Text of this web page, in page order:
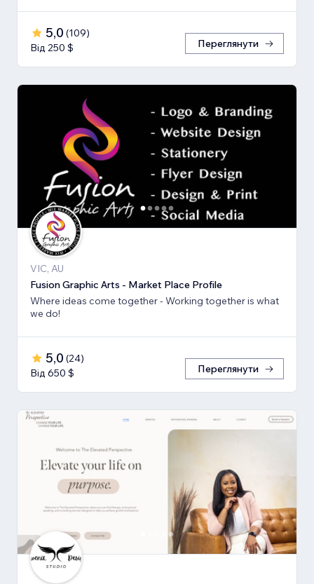
5,0 (109)
Від 250 $
Переглянути
VIC, AU
Fusion Graphic Arts - Market Place Profile
Where ideas come together - Working together is what
we do!
5,0 (24)
Від 650 $
Переглянути